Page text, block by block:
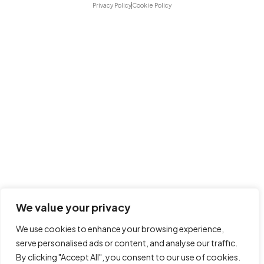
We value your privacy
We use cookies to enhance your browsing experience,
serve personalised ads or content, and analyse our traffic.
By clicking "Accept All", you consent to our use of cookies.
a b o
Privacy PolicyCookie Policy